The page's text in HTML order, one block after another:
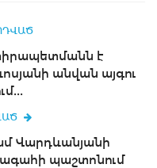
է
անվան այգու
Վարդևանյանի
պաշտոնում